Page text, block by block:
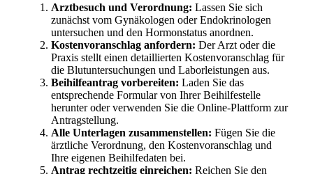
Arztbesuch und Verordnung: Lassen Sie sich
zunächst vom Gynäkologen oder Endokrinologen
untersuchen und den Hormonstatus anordnen.
Kostenvoranschlag anfordern: Der Arzt oder die
Praxis stellt einen detaillierten Kostenvoranschlag für
die Blutuntersuchungen und Laborleistungen aus.
Beihilfeantrag vorbereiten: Laden Sie das
entsprechende Formular von Ihrer Beihilfestelle
herunter oder verwenden Sie die Online-Plattform zur
Antragstellung.
Alle Unterlagen zusammenstellen: Fügen Sie die
ärztliche Verordnung, den Kostenvoranschlag und
Ihre eigenen Beihilfedaten bei.
Antrag rechtzeitig einreichen: Reichen Sie den